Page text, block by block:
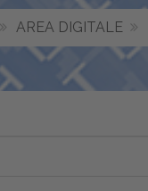
AREA DIGITALE